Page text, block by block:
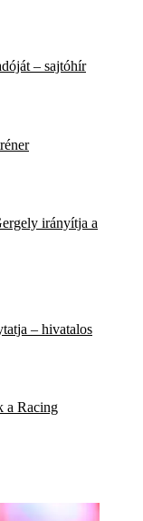
– sajtóhír
irányítja a
– hivatalos
a Racing